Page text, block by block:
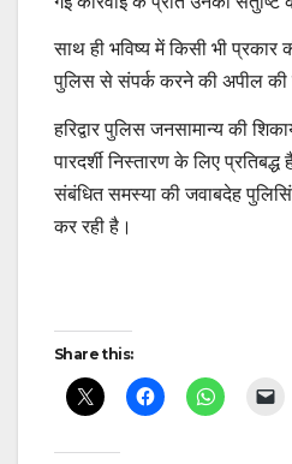
साथ ही भविष्य में किसी भी प्रकार
पुलिस से संपर्क करने की अपील की
हरिद्वार पुलिस जनसामान्य की
पारदर्शी निस्तारण के लिए
संबंधित समस्या की जवाबदेह
कर रही है।
Post
navigation
Share this: